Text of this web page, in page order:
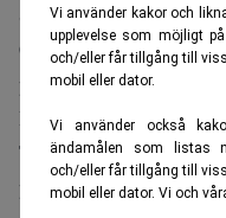
Vi använder kakor och
upplevelse som möjligt
och/eller får tillgång till
mobil eller dator.
Vi använder också
ändamålen som listas
och/eller får tillgång till
mobil eller dator. Vi och
Salomon Smith Barney
CFO för Kinas tredje
partner. Private equity-
Renaissance Capital.
Tanken är att CSFB ska
private equity samtidigt